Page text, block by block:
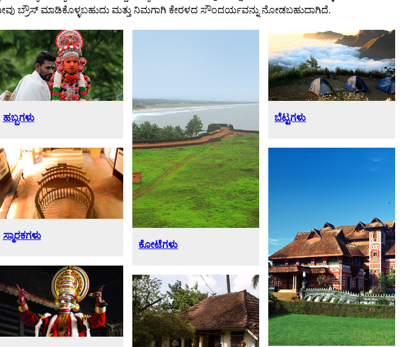
ನೀವು ಬ್ರೌಸ್ ಮಾಡಿಕೊಳ್ಳಬಹುದು ಮತ್ತು ನಿಮಗಾಗಿ ಕೇರಳದ ಸೌಂದರ್ಯವನ್ನು ನೋಡಬಹುದಾಗಿದೆ.
ಹಬ್ಬಗಳು
ಕೋಟೆಗಳು
ಬೆಟ್ಟಗಳು
ಸ್ಮಾರಕಗಳು